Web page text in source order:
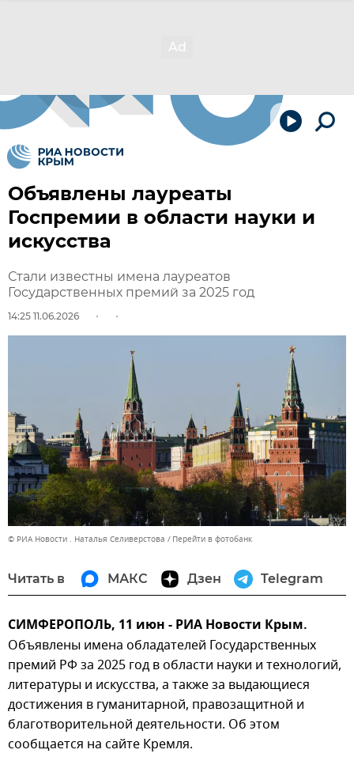
Объявлены лауреаты
Госпремии в области науки и
искусства
Стали известны имена лауреатов
Государственных премий за 2025 год
14:25 11.06.2026
© РИА Новости . Наталья Селиверстова Перейти в фотобанк
Читать в МАКС Дзен Telegram
СИМФЕРОПОЛЬ, 11 июн - РИА Новости Крым.
Объявлены имена обладателей Государственных
премий РФ за 2025 год в области науки и технологий,
литературы и искусства, а также за выдающиеся
достижения в гуманитарной, правозащитной и
благотворительной деятельности. Об этом
сообщается на сайте Кремля.